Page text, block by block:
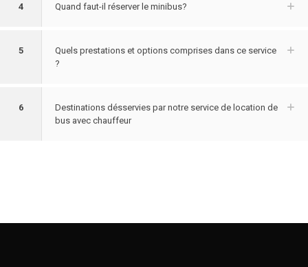
4 Quand faut-il réserver le minibus?
5
Quels prestations et options comprises dans ce service
?
6
Destinations désservies par notre service de location de
bus avec chauffeur